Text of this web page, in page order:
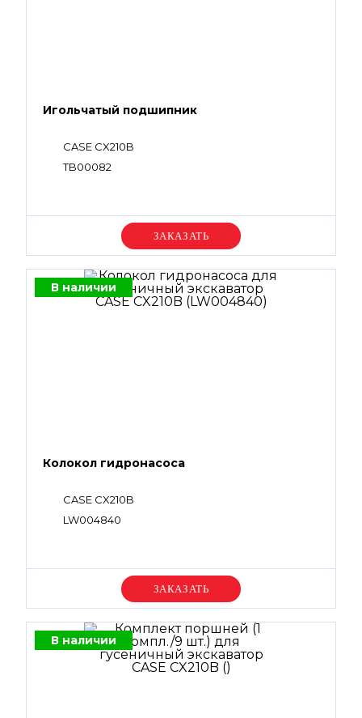
Игольчатый подшипник
CASE CX210B
TB00082
Уточняйте цену
В наличии
Колокол гидронасоса
CASE CX210B
LW004840
Уточняйте цену
В наличии